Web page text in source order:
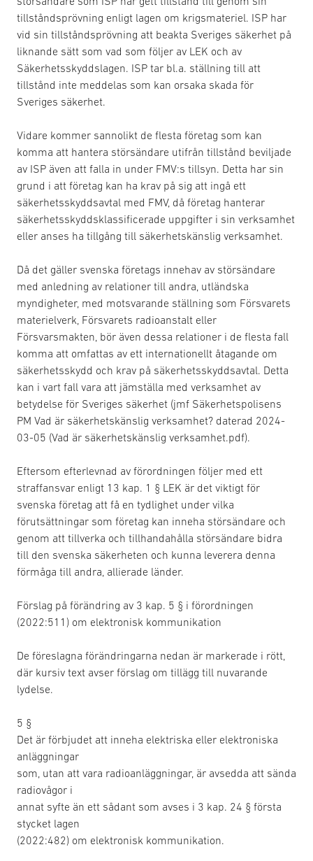
tillståndsprövning enligt lagen om krigsmateriel. ISP har
vid sin tillståndsprövning att beakta Sveriges säkerhet på
liknande sätt som vad som följer av LEK och av
Säkerhetsskyddslagen. ISP tar bl.a. ställning till att
tillstånd inte meddelas som kan orsaka skada för
Sveriges säkerhet.
Vidare kommer sannolikt de flesta företag som kan
komma att hantera störsändare utifrån tillstånd beviljade
av ISP även att falla in under FMV:s tillsyn. Detta har sin
grund i att företag kan ha krav på sig att ingå ett
säkerhetsskyddsavtal med FMV, då företag hanterar
säkerhetsskyddsklassificerade uppgifter i sin verksamhet
eller anses ha tillgång till säkerhetskänslig verksamhet.
Då det gäller svenska företags innehav av störsändare
med anledning av relationer till andra, utländska
myndigheter, med motsvarande ställning som Försvarets
materielverk, Försvarets radioanstalt eller
Försvarsmakten, bör även dessa relationer i de flesta fall
komma att omfattas av ett internationellt åtagande om
säkerhetsskydd och krav på säkerhetsskyddsavtal. Detta
kan i vart fall vara att jämställa med verksamhet av
betydelse för Sveriges säkerhet (jmf Säkerhetspolisens
PM Vad är säkerhetskänslig verksamhet? daterad 2024-
03-05 (Vad är säkerhetskänslig verksamhet.pdf).
Eftersom efterlevnad av förordningen följer med ett
straffansvar enligt 13 kap. 1 § LEK är det viktigt för
svenska företag att få en tydlighet under vilka
förutsättningar som företag kan inneha störsändare och
genom att tillverka och tillhandahålla störsändare bidra
till den svenska säkerheten och kunna leverera denna
förmåga till andra, allierade länder.
Förslag på förändring av 3 kap. 5 § i förordningen
(2022:511) om elektronisk kommunikation
De föreslagna förändringarna nedan är markerade i rött,
där kursiv text avser förslag om tillägg till nuvarande
lydelse.
5 §
Det är förbjudet att inneha elektriska eller elektroniska
anläggningar
som, utan att vara radioanläggningar, är avsedda att sända
radiovågor i
annat syfte än ett sådant som avses i 3 kap. 24 § första
stycket lagen
(2022:482) om elektronisk kommunikation.